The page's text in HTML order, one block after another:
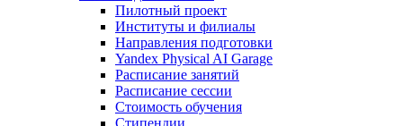
Пилотный проект
Институты и филиалы
Направления подготовки
Yandex Physical AI Garage
Расписание занятий
Расписание сессии
Стоимость обучения